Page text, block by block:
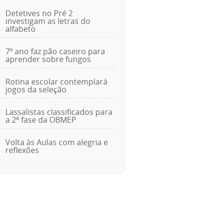
Detetives no Pré 2
investigam as letras do
alfabeto
7º ano faz pão caseiro para
aprender sobre fungos
Rotina escolar contemplará
jogos da seleção
Lassalistas classificados para
a 2ª fase da OBMEP
Volta às Aulas com alegria e
reflexões